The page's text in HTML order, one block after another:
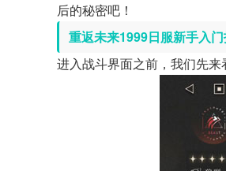
后的秘密吧！
重返未来1999日服新手入
进入战斗界面之前，我们先来